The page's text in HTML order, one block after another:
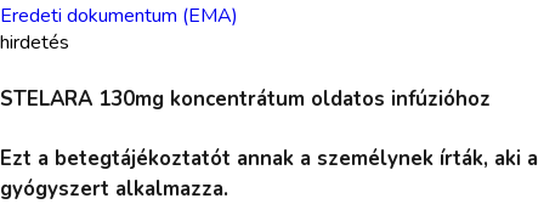
Eredeti dokumentum (EMA)
hirdetés
STELARA 130mg koncentrátum oldatos infúzióhoz
Ezt a betegtájékoztatót annak a személynek írták, aki a
gyógyszert alkalmazza.